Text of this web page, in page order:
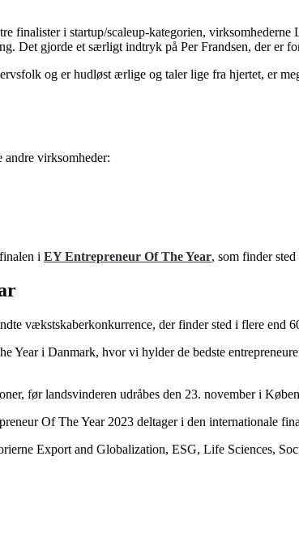
finalister i startup/scaleup-kategorien,
Det gjorde et særligt indtryk på Per Frandsen, der
og er hudløst ærlige og taler lige fra hjertet, er
virksomheder:
i EY Entrepreneur Of The Year, som finder
vækstskaberkonkurrence, der finder sted i flere end
Year i Danmark, hvor vi hylder de bedste
før landsvinderen udråbes den 23. november i
Of The Year 2023 deltager i den internationale
Export and Globalization, ESG, Life Sciences,